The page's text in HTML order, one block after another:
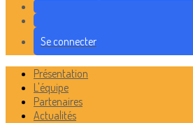
Se connecter
Présentation
L'équipe
Partenaires
Actualités